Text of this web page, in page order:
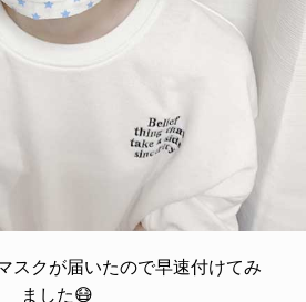
スクが届いたので早速付けてみ
ました😷